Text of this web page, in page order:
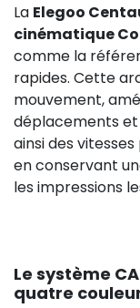
La Elegoo
cinématique
comme la
rapides. Cette
mouvement,
déplacements et
ainsi des
en conservant
les impressions
Le système
quatre